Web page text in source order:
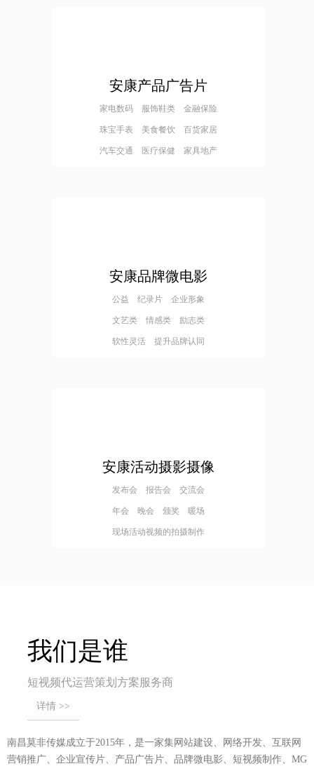
安康产品广告片
家电数码 服饰鞋类 金融保险
珠宝手表 美食餐饮 百货家居
汽车交通 医疗保健 家具地产
安康品牌微电影
公益 纪录片 企业形象
文艺类 情感类 励志类
软性灵活 提升品牌认同
安康活动摄影摄像
发布会 报告会 交流会
年会 晚会 颁奖 暖场
现场活动视频的拍摄制作
我们是谁
短视频代运营策划方案服务商
详情 >>
南昌莫非传媒成立于2015年，是一家集网站建设、网络开发、互联网
营销推广、企业宣传片、产品广告片、品牌微电影、短视频制作、MG